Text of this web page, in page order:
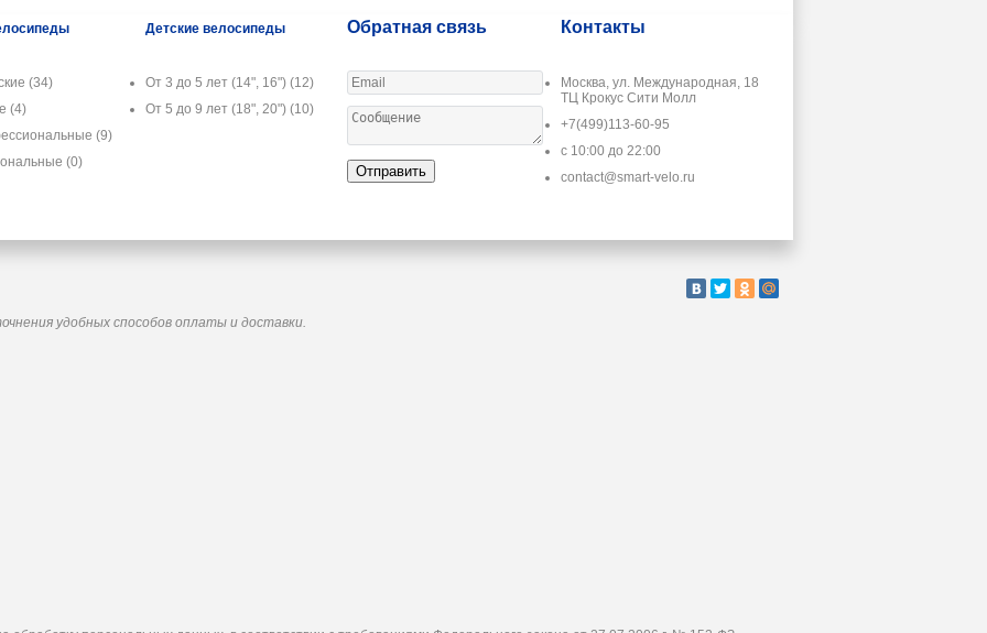
(34)
(4)
(9)
(0)
Детские велосипеды
От 3 до 5 лет (14", 16") (12)
От 5 до 9 лет (18", 20") (10)
Обратная связь
Отправить
Контакты
Москва, ул. Международная, 18
ТЦ Крокус Сити Молл
+7(499)113-60-95
с 10:00 до 22:00
contact@smart-velo.ru
удобных способов оплаты и доставки.